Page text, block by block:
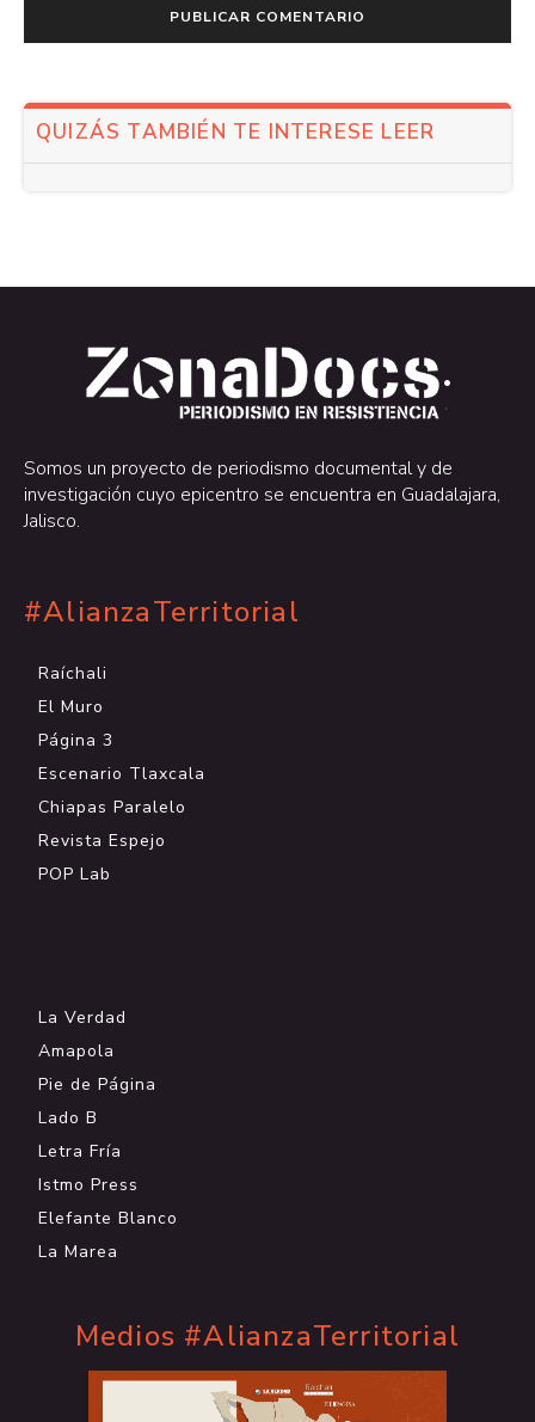
QUIZÁS TAMBIÉN TE INTERESE LEER
.
.
Somos un proyecto de periodismo documental y de
investigación cuyo epicentro se encuentra en Guadalajara,
Jalisco.
#AlianzaTerritorial
Raíchali
El Muro
Página 3
Escenario Tlaxcala
Chiapas Paralelo
Revista Espejo
POP Lab
La Verdad
Amapola
Pie de Página
Lado B
Letra Fría
Istmo Press
Elefante Blanco
La Marea
Medios #AlianzaTerritorial